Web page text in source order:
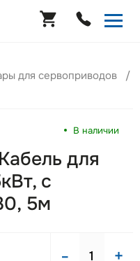
для сервоприводов
В наличии
для
с
5м
- +